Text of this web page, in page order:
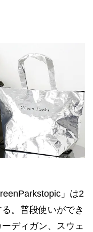
」は2
。普段使いができ
ディガン、スウェ